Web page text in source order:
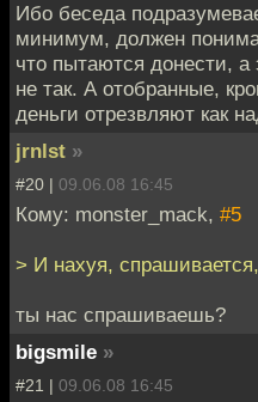
Ибо беседа
минимум, должен
что пытаются донести,
не так. А отобранные,
деньги отрезвляют как
jrnlst »
#20 | 09.06.08 16:45
Кому: monster_mack, #5
> И нахуя,
ты нас спрашиваешь?
bigsmile »
#21 | 09.06.08 16:45